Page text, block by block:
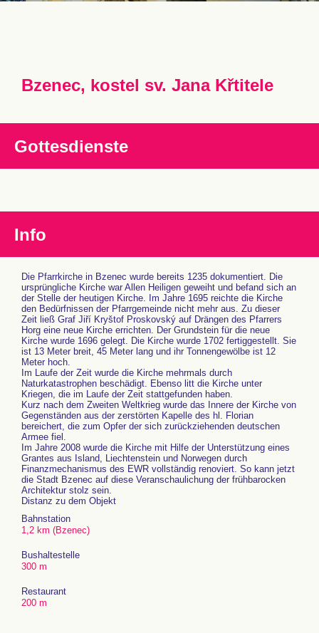
Bzenec, kostel sv. Jana Křtitele
Gottesdienste
Info
Die Pfarrkirche in Bzenec wurde bereits 1235 dokumentiert. Die
ursprüngliche Kirche war Allen Heiligen geweiht und befand sich an
der Stelle der heutigen Kirche. Im Jahre 1695 reichte die Kirche
den Bedürfnissen der Pfarrgemeinde nicht mehr aus. Zu dieser
Zeit ließ Graf Jiří Kryštof Proskovský auf Drängen des Pfarrers
Horg eine neue Kirche errichten. Der Grundstein für die neue
Kirche wurde 1696 gelegt. Die Kirche wurde 1702 fertiggestellt. Sie
ist 13 Meter breit, 45 Meter lang und ihr Tonnengewölbe ist 12
Meter hoch.
Im Laufe der Zeit wurde die Kirche mehrmals durch
Naturkatastrophen beschädigt. Ebenso litt die Kirche unter
Kriegen, die im Laufe der Zeit stattgefunden haben.
Kurz nach dem Zweiten Weltkrieg wurde das Innere der Kirche von
Gegenständen aus der zerstörten Kapelle des hl. Florian
bereichert, die zum Opfer der sich zurückziehenden deutschen
Armee fiel.
Im Jahre 2008 wurde die Kirche mit Hilfe der Unterstützung eines
Grantes aus Island, Liechtenstein und Norwegen durch
Finanzmechanismus des EWR vollständig renoviert. So kann jetzt
die Stadt Bzenec auf diese Veranschaulichung der frühbarocken
Architektur stolz sein.
Distanz zu dem Objekt
Bahnstation
1,2 km (Bzenec)
Bushaltestelle
300 m
Restaurant
200 m